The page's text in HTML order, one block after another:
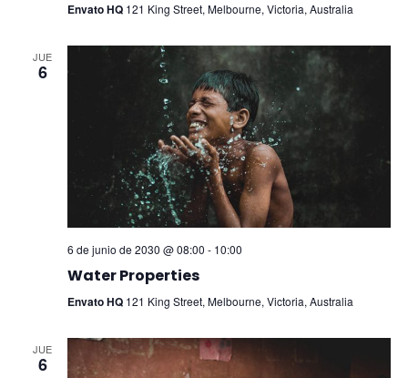
Envato HQ 121 King Street, Melbourne, Victoria, Australia
JUE
6
6 de junio de 2030 @ 08:00 - 10:00
Water Properties
Envato HQ 121 King Street, Melbourne, Victoria, Australia
JUE
6